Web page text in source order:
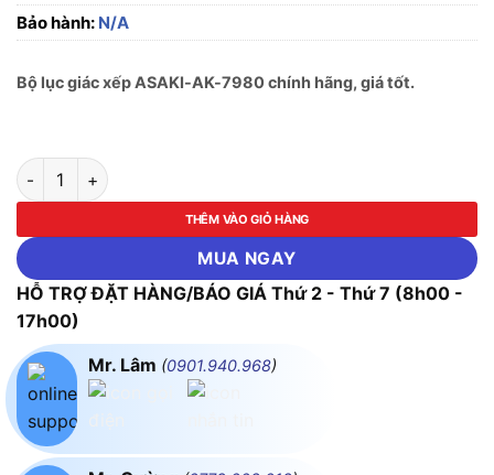
Bảo hành: N/A
Bộ lục giác xếp ASAKI-AK-7980 chính hãng, giá tốt.
Bộ lục giác xếp ASAKI-AK-7980 số lượng
THÊM VÀO GIỎ HÀNG
MUA NGAY
HỖ TRỢ ĐẶT HÀNG/BÁO GIÁ Thứ 2 - Thứ 7 (8h00 -
17h00)
Mr. Lâm (0901.940.968)